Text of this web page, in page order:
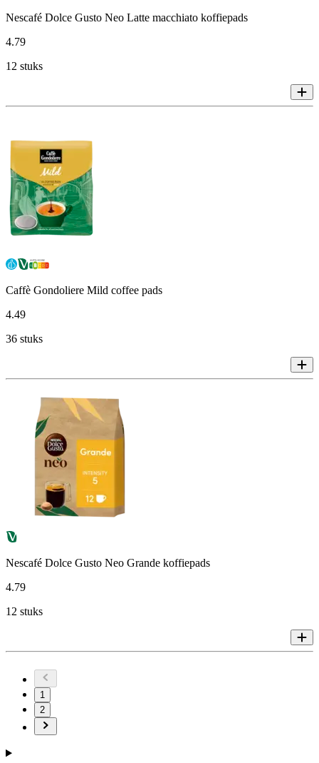
Nescafé Dolce Gusto Neo Latte macchiato koffiepads
4.79
12 stuks
Caffè Gondoliere Mild coffee pads
4.49
36 stuks
Nescafé Dolce Gusto Neo Grande koffiepads
4.79
12 stuks
1
2